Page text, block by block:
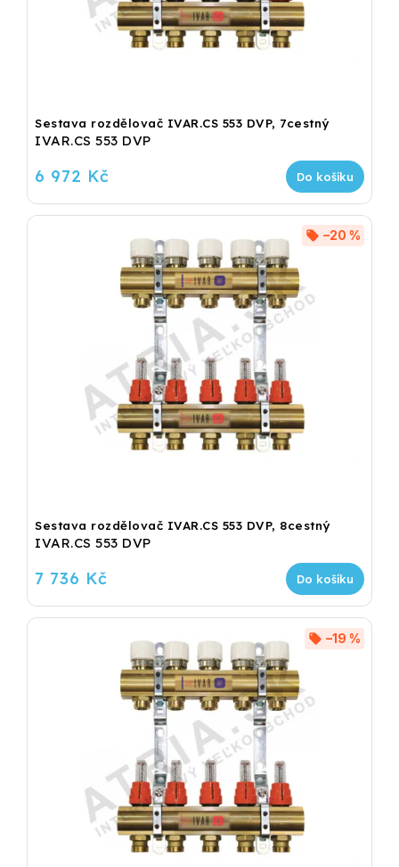
Sestava rozdělovač IVAR.CS 553 DVP, 7cestný
IVAR.CS 553 DVP
6 972 Kč Do košíku
Sestava rozdělovač IVAR.CS 553 DVP, 8cestný
IVAR.CS 553 DVP
–20 %
7 736 Kč Do košíku
–19 %